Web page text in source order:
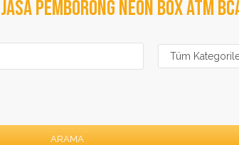
PEMBORONG NEON BOX ATM
ARAMA